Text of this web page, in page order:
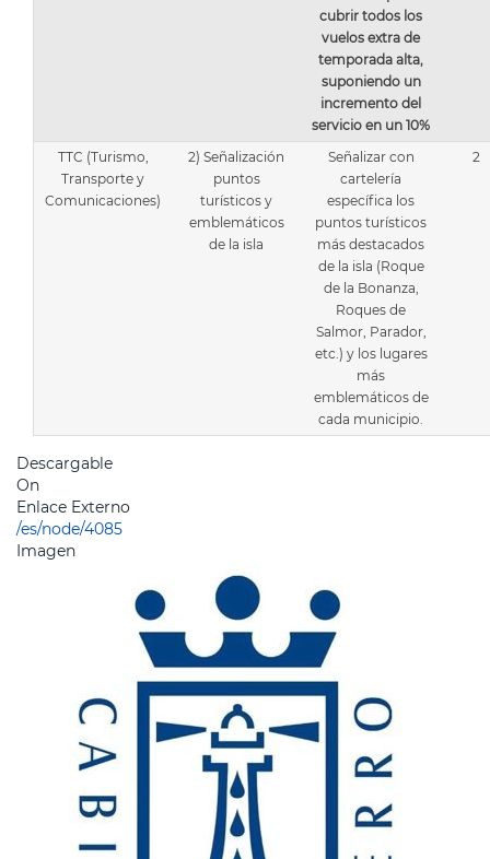
cubrir todos los
vuelos extra de
temporada alta,
suponiendo un
incremento del
servicio en un 10%
TTC (Turismo,
Transporte y
Comunicaciones)
2) Señalización
puntos
turísticos y
emblemáticos
de la isla
Señalizar con
cartelería
específica los
puntos turísticos
más destacados
de la isla (Roque
de la Bonanza,
Roques de
Salmor, Parador,
etc.) y los lugares
más
emblemáticos de
cada municipio.
2
Descargable
On
Enlace Externo
/es/node/4085
Imagen